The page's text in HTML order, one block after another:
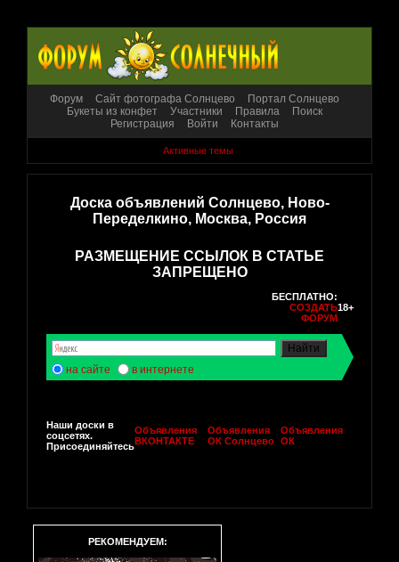
Форум Сайт фотографа Солнцево
Портал Солнцево
Букеты из конфет
Участники Правила
Поиск
Регистрация
Войти Контакты
Активные темы
Доска объявлений Солнцево, Ново-
Переделкино, Москва, Россия
РАЗМЕЩЕНИЕ ССЫЛОК В СТАТЬЕ
ЗАПРЕЩЕНО
БЕСПЛАТНО:
СОЗДАТЬ
ФОРУМ
18+
на сайте в интернете
Наши доски в
соцсетях.
Присоединяйтесь
Объявления
ВКОНТАКТЕ
Объявления
ОК Солнцево
Объявления
ОК
РЕКОМЕНДУЕМ: